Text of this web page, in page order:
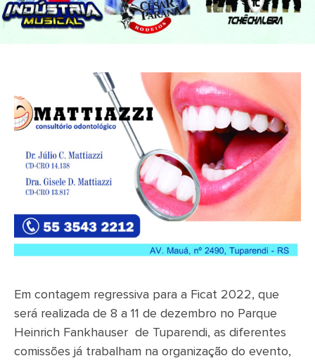
Em contagem regressiva para a Ficat 2022, que
será realizada de 8 a 11 de dezembro no Parque
Heinrich Fankhauser de Tuparendi, as diferentes
comissões já trabalham na organização do evento,